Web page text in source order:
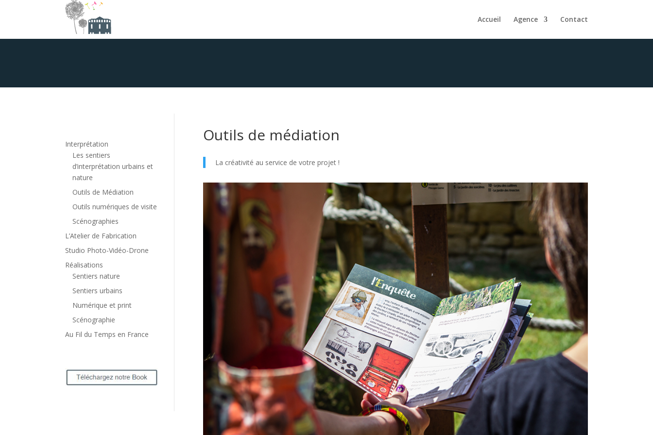
Accueil Agence Contact
Interprétation
Les sentiers
d’interprétation urbains et
nature
Outils de Médiation
Outils numériques de visite
Scénographies
L’Atelier de Fabrication
Studio Photo-Vidéo-Drone
Réalisations
Sentiers nature
Sentiers urbains
Numérique et print
Scénographie
Au Fil du Temps en France
Outils de médiation
La créativité au service de votre projet !